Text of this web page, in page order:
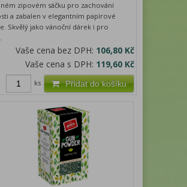
zipovém sáčku pro zachování
a zabalen v elegantním papírové
Skvělý jako vánoční dárek i pro
Vaše cena bez DPH: 106,80 Kč
Vaše cena s DPH: 119,60 Kč
Přidat do košíku
ks